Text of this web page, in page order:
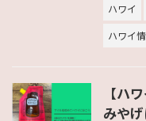
ハワイ
ハワイ
【ハ
みや